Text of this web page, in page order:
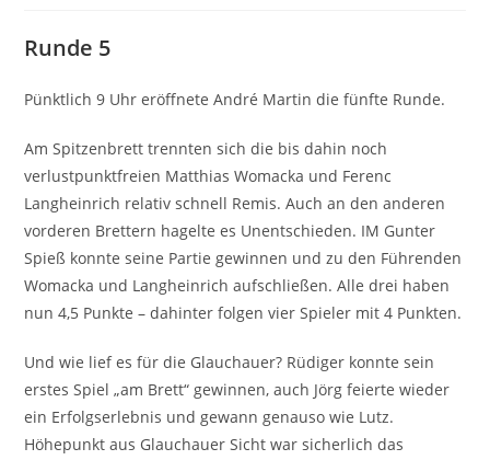
Runde 5
Pünktlich 9 Uhr eröffnete André Martin die fünfte Runde.
Am Spitzenbrett trennten sich die bis dahin noch
verlustpunktfreien Matthias Womacka und Ferenc
Langheinrich relativ schnell Remis. Auch an den anderen
vorderen Brettern hagelte es Unentschieden. IM Gunter
Spieß konnte seine Partie gewinnen und zu den Führenden
Womacka und Langheinrich aufschließen. Alle drei haben
nun 4,5 Punkte – dahinter folgen vier Spieler mit 4 Punkten.
Und wie lief es für die Glauchauer? Rüdiger konnte sein
erstes Spiel „am Brett“ gewinnen, auch Jörg feierte wieder
ein Erfolgserlebnis und gewann genauso wie Lutz.
Höhepunkt aus Glauchauer Sicht war sicherlich das